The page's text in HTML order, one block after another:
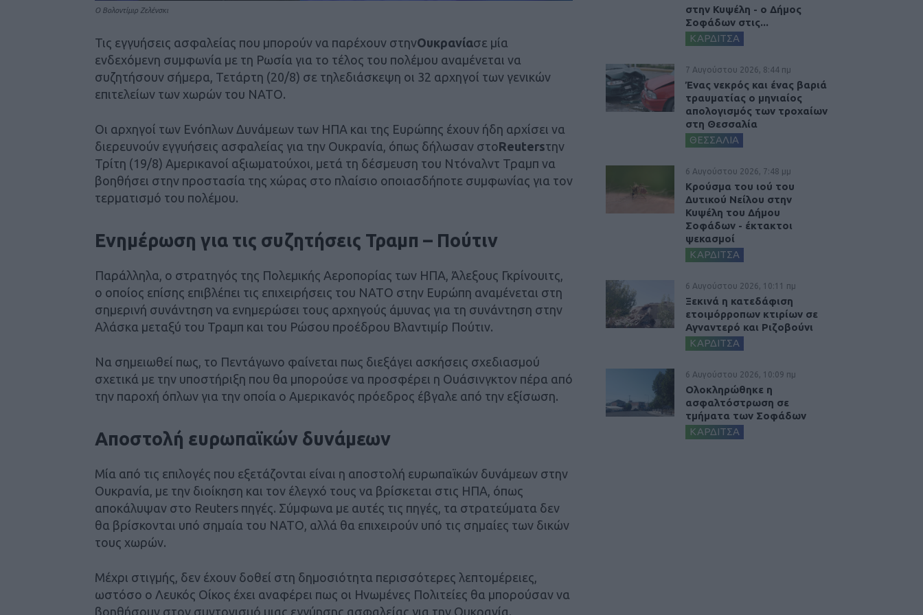
Ο Βολοντίμιρ Ζελένσκι
Τις εγγυήσεις ασφαλείας που μπορούν να παρέχουν στηνΟυκρανίασε μία
ενδεχόμενη συμφωνία με τη Ρωσία για το τέλος του πολέμου αναμένεται να
συζητήσουν σήμερα, Τετάρτη (20/8) σε τηλεδιάσκεψη οι 32 αρχηγοί των γενικών
επιτελείων των χωρών του ΝΑΤΟ.
Οι αρχηγοί των Ενόπλων Δυνάμεων των ΗΠΑ και της Ευρώπης έχουν ήδη αρχίσει να
διερευνούν εγγυήσεις ασφαλείας για την Ουκρανία, όπως δήλωσαν στοReutersτην
Τρίτη (19/8) Αμερικανοί αξιωματούχοι, μετά τη δέσμευση του Ντόναλντ Τραμπ να
βοηθήσει στην προστασία της χώρας στο πλαίσιο οποιασδήποτε συμφωνίας για τον
τερματισμό του πολέμου.
Ενημέρωση για τις συζητήσεις Τραμπ – Πούτιν
Παράλληλα, ο στρατηγός της Πολεμικής Αεροπορίας των ΗΠΑ, Άλεξους Γκρίνουιτς,
ο οποίος επίσης επιβλέπει τις επιχειρήσεις του ΝΑΤΟ στην Ευρώπη αναμένεται στη
σημερινή συνάντηση να ενημερώσει τους αρχηγούς άμυνας για τη συνάντηση στην
Αλάσκα μεταξύ του Τραμπ και του Ρώσου προέδρου Βλαντιμίρ Πούτιν.
Να σημειωθεί πως, το Πεντάγωνο φαίνεται πως διεξάγει ασκήσεις σχεδιασμού
σχετικά με την υποστήριξη που θα μπορούσε να προσφέρει η Ουάσινγκτον πέρα από
την παροχή όπλων για την οποία ο Αμερικανός πρόεδρος έβγαλε από την εξίσωση.
Αποστολή ευρωπαϊκών δυνάμεων
Μία από τις επιλογές που εξετάζονται είναι η αποστολή ευρωπαϊκών δυνάμεων στην
Ουκρανία, με την διοίκηση και τον έλεγχό τους να βρίσκεται στις ΗΠΑ, όπως
αποκάλυψαν στο Reuters πηγές. Σύμφωνα με αυτές τις πηγές, τα στρατεύματα δεν
θα βρίσκονται υπό σημαία του ΝΑΤΟ, αλλά θα επιχειρούν υπό τις σημαίες των δικών
τους χωρών.
Μέχρι στιγμής, δεν έχουν δοθεί στη δημοσιότητα περισσότερες λεπτομέρειες,
ωστόσο ο Λευκός Οίκος έχει αναφέρει πως οι Ηνωμένες Πολιτείες θα μπορούσαν να
βοηθήσουν στον συντονισμό μιας εγγύησης ασφαλείας για την Ουκρανία.
στην Κυψέλη - ο Δήμος
Σοφάδων στις...
ΚΑΡΔΙΤΣΑ
7 Αυγούστου 2026, 8:44 πμ
Ένας νεκρός και ένας βαριά
τραυματίας ο μηνιαίος
απολογισμός των τροχαίων
στη Θεσσαλία
ΘΕΣΣΑΛΙΑ
6 Αυγούστου 2026, 7:48 μμ
Κρούσμα του ιού του
Δυτικού Νείλου στην
Κυψέλη του Δήμου
Σοφάδων - έκτακτοι
ψεκασμοί
ΚΑΡΔΙΤΣΑ
6 Αυγούστου 2026, 10:11 πμ
Ξεκινά η κατεδάφιση
ετοιμόρροπων κτιρίων σε
Αγναντερό και Ριζοβούνι
ΚΑΡΔΙΤΣΑ
6 Αυγούστου 2026, 10:09 πμ
Ολοκληρώθηκε η
ασφαλτόστρωση σε
τμήματα των Σοφάδων
ΚΑΡΔΙΤΣΑ